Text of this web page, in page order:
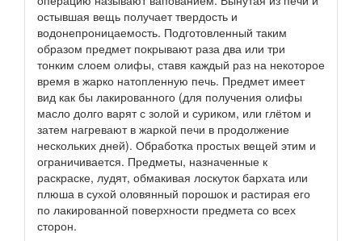
остывшая вещь получает твердость и
водонепроницаемость. Подготовленный таким
образом предмет покрывают раза два или три
тонким слоем олифы, ставя каждый раз на некоторое
время в жарко натопленную печь. Предмет имеет
вид как бы лакированного (для получения олифы
масло долго варят с золой и суриком, или глётом и
затем нагревают в жаркой печи в продолжение
нескольких дней). Обработка простых вещей этим и
ограничивается. Предметы, назначенные к
раскраске, лудят, обмакивая лоскуток бархата или
плюша в сухой оловянный порошок и растирая его
по лакированной поверхности предмета со всех
сторон.